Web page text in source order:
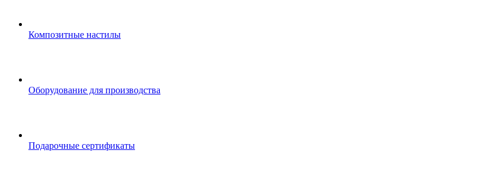
Композитные настилы
Оборудование для производства
Подарочные сертификаты